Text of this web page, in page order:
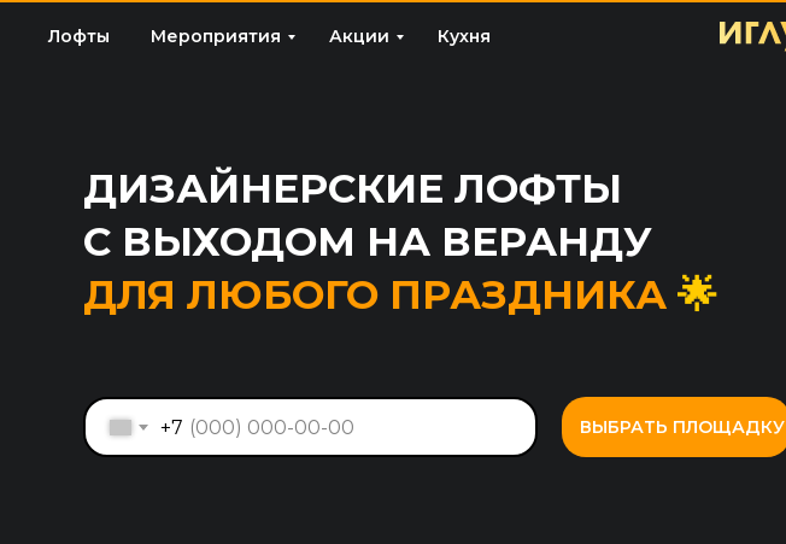
Лофты Мероприятия Акции Кухня
ДИЗАЙНЕРСКИЕ ЛОФТЫ
С ВЫХОДОМ НА ВЕРАНДУ
ДЛЯ ЛЮБОГО ПРАЗДНИКА 🌟
+7 ВЫБРАТЬ ПЛОЩАДКУ